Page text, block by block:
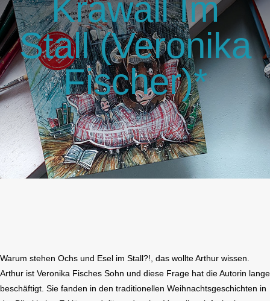
GlücksMond Atelier
Meine Lieblingsblogs
Über mich
Kontakt
Krawall Im
Stall (Veronika
Fischer)*
Warum stehen Ochs und Esel im Stall?!, das wollte Arthur wissen.
Arthur ist Veronika Fisches Sohn und diese Frage hat die Autorin lange
beschäftigt. Sie fanden in den traditionellen Weihnachtsgeschichten in